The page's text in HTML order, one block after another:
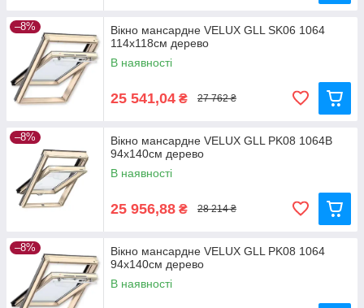
–8%
Вікно мансардне VELUX GLL SK06 1064
114x118см дерево
В наявності
25 541,04 ₴ 27 762 ₴
–8%
Вікно мансардне VELUX GLL PK08 1064B
94x140см дерево
В наявності
25 956,88 ₴ 28 214 ₴
–8%
Вікно мансардне VELUX GLL PK08 1064
94x140см дерево
В наявності